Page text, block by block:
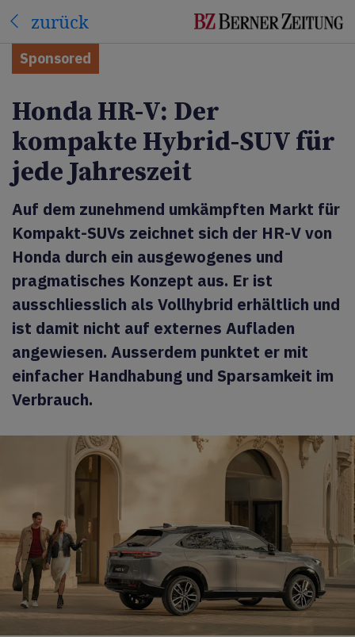
zurück
Sponsored
Honda HR-V: Der
kompakte Hybrid-SUV für
jede Jahreszeit
Auf dem zunehmend umkämpften Markt für
Kompakt-SUVs zeichnet sich der HR-V von
Honda durch ein ausgewogenes und
pragmatisches Konzept aus. Er ist
ausschliesslich als Vollhybrid erhältlich und
ist damit nicht auf externes Aufladen
angewiesen. Ausserdem punktet er mit
einfacher Handhabung und Sparsamkeit im
Verbrauch.